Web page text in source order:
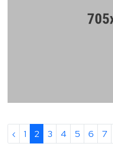
‹ 1 2 3 4 5 6 7